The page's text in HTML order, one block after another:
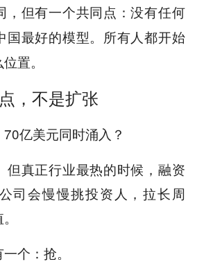
，但有一个共同点：没有任何
国最好的模型。所有人都开始
置。
，不是扩张
亿美元同时涌入？
但真正行业最热的时候，融资
司会慢慢挑投资人，拉长周
个：抢。